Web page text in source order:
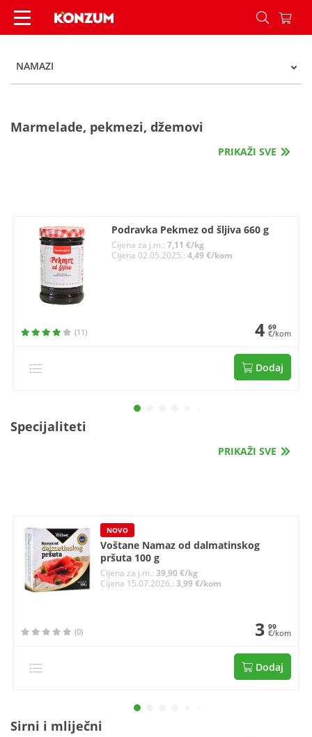
Namazi - Kategorije - Konzum
NAMAZI
Marmelade, pekmezi, džemovi
PRIKAŽI SVE
Podravka Pekmez od šljiva 660 g
Cijena za j.m.:7,11 €/kg
Cijena 02.05.2025.:4,49 €/kom
(11) 4 69
€/kom
Dodaj
Specijaliteti
PRIKAŽI SVE
NOVO
Voštane Namaz od dalmatinskog
pršuta 100 g
Cijena za j.m.: 39,90 €/kg
Cijena 15.07.2026.: 3,99 €/kom
(0) 3 99
€/kom
Dodaj
Sirni i mliječni